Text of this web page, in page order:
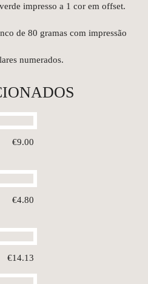
impresso a 1 cor em offset.
de 80 gramas com impressão
numerados.
€9.00
€4.80
€14.13